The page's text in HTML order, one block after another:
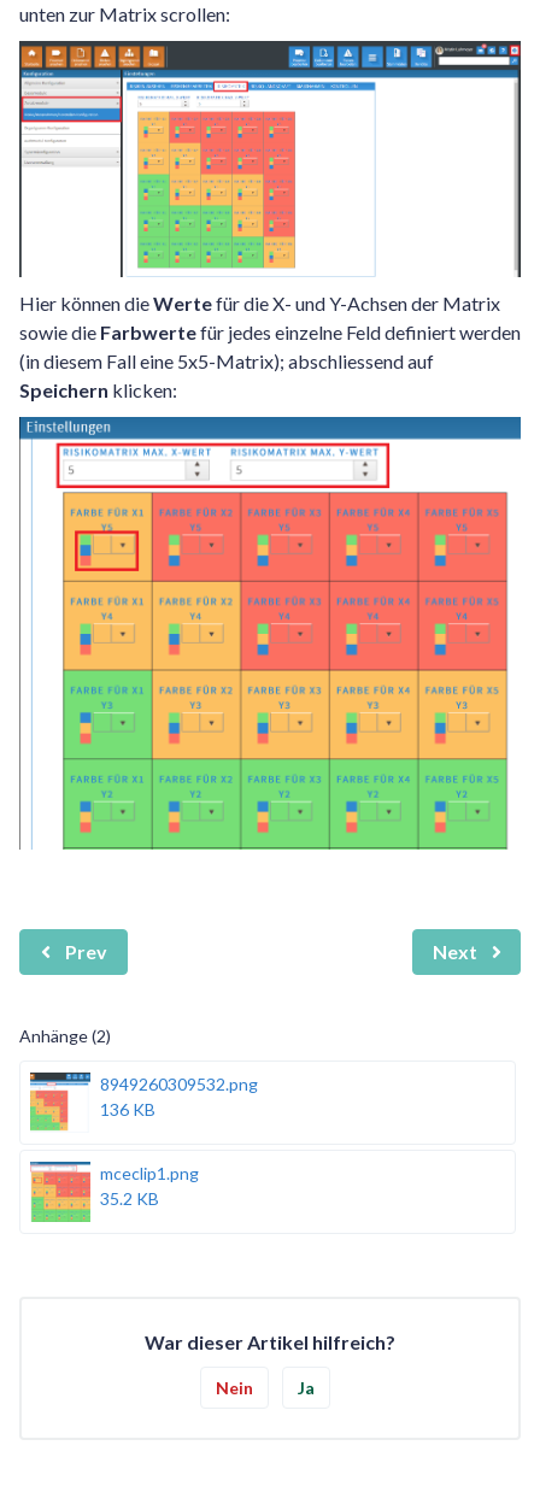
unten zur Matrix scrollen:
Hier können dieWertefür die X- und Y-Achsen der Matrix
sowie die Farbwertefür jedes einzelne Feld definiert werden
(in diesem Fall eine 5x5-Matrix); abschliessend auf
Speichern klicken:
Prev Next
Anhänge (2)
8949260309532.png
136 KB
mceclip1.png
35.2 KB
War dieser Artikel hilfreich?
Nein Ja